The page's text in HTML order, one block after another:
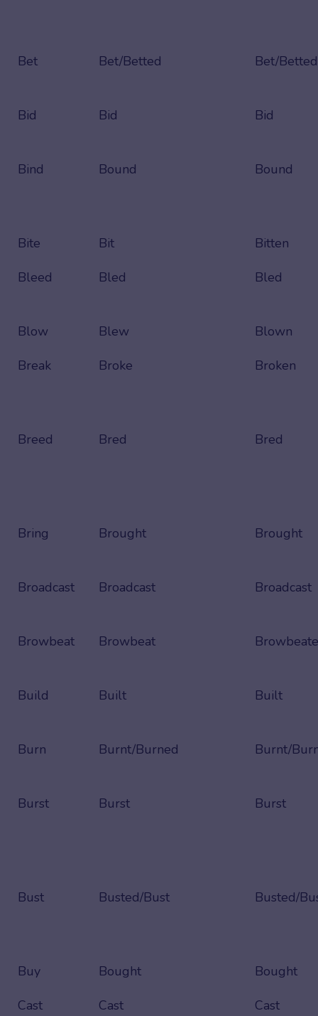
Bet Bet/Betted Bet/Betted
Bid Bid Bid
Bind Bound Bound
Bite Bit
Bitten
Bleed
Bled Bled
Blow Blew
Blown
Break
Broke Broken
Breed Bred Bred
Bring Brought Brought
Broadcast Broadcast Broadcast
Browbeat Browbeat
Build Built Built
Burn Burnt/Burned Burnt/
Burst Burst Burst
Bust Busted/Bust Busted/
Buy Bought
Bought
Cast
Cast Cast